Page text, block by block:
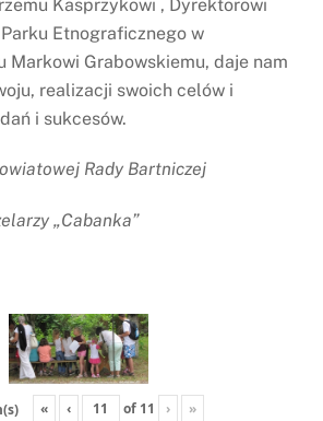
Kasprzykowi , Dyrektorowi
Etnograficznego w
Markowi Grabowskiemu, daje nam
realizacji swoich celów i
i sukcesów.
Rady Bartniczej
„Cabanka”
« ‹ of 11 › »